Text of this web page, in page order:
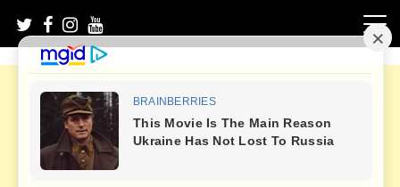
content